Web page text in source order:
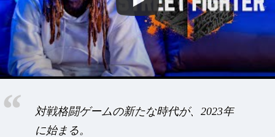
対戦格闘ゲームの新たな時代が、2023年
に始まる。